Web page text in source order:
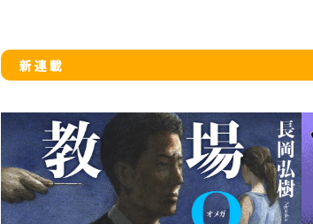
新 連 載